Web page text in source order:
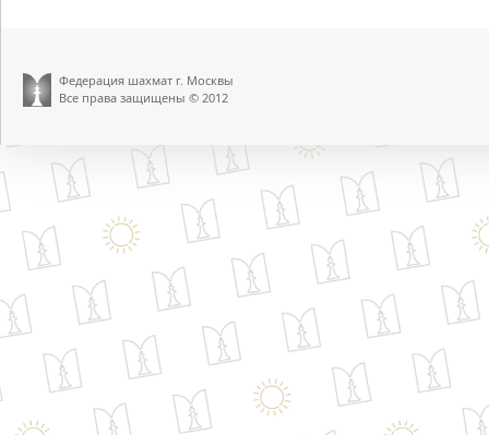
Федерация шахмат г. Москвы
Все права защищены © 2012